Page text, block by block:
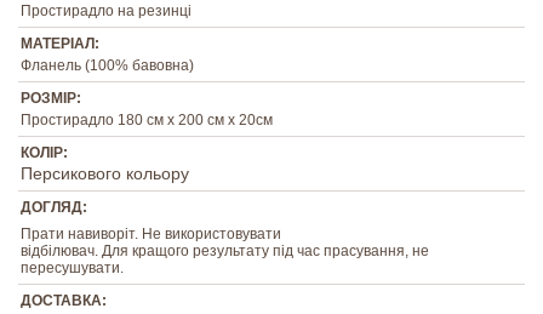
Простирадло на резинці
МАТЕРІАЛ:
Фланель (100% бавовна)
РОЗМІР:
Простирадло 180 см х 200 см х 20см
КОЛІР:
Персикового кольору
ДОГЛЯД:
Прати навиворіт. Не використовувати
відбілювач. Для кращого результату під час прасування, не
пересушувати.
ДОСТАВКА: